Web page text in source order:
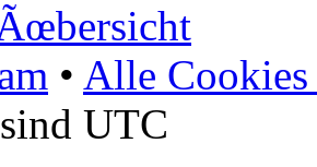
• Alle Cookies
UTC